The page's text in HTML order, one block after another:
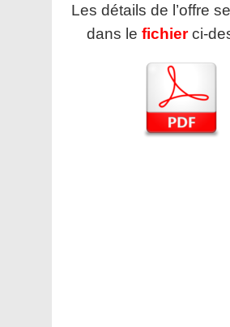
Les détails de l’offre
dans le fichier ci-